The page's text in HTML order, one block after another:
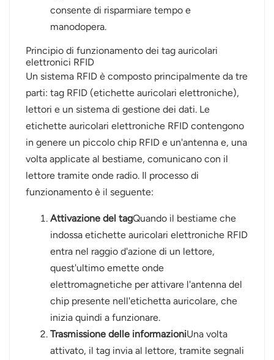
consente di risparmiare tempo e
manodopera.
Principio di funzionamento dei tag auricolari
elettronici RFID
Un sistema RFID è composto principalmente da tre
parti: tag RFID (etichette auricolari elettroniche),
lettori e un sistema di gestione dei dati. Le
etichette auricolari elettroniche RFID contengono
in genere un piccolo chip RFID e un'antenna e, una
volta applicate al bestiame, comunicano con il
lettore tramite onde radio. Il processo di
funzionamento è il seguente:
Attivazione del tagQuando il bestiame che
indossa etichette auricolari elettroniche RFID
entra nel raggio d'azione di un lettore,
quest'ultimo emette onde
elettromagnetiche per attivare l'antenna del
chip presente nell'etichetta auricolare, che
inizia quindi a funzionare.
Trasmissione delle informazioniUna volta
attivato, il tag invia al lettore, tramite segnali